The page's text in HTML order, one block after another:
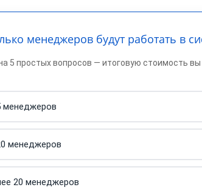
менеджеров будут работать в
5 простых вопросов — итоговую стоимость
менеджеров
менеджеров
20 менеджеров